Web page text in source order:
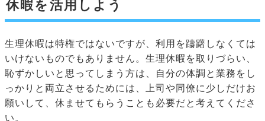
休暇を活用しよう
生理休暇は特権ではないですが、利用を躊躇しなくては
いけないものでもありません。生理休暇を取りづらい、
恥ずかしいと思ってしまう方は、自分の体調と業務をし
っかりと両立させるためには、上司や同僚に少しだけお
願いして、休ませてもらうことも必要だと考えてくださ
い。